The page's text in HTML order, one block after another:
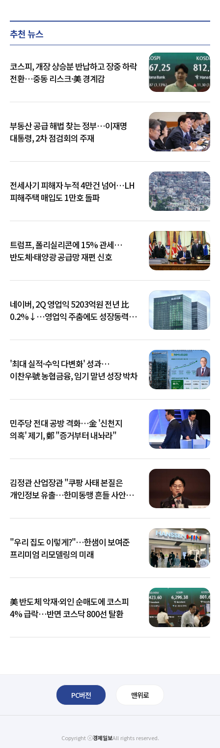
추천 뉴스
코스피, 개장 상승분 반납하고 장중 하락
전환…중동 리스크·美 경계감
부동산 공급 해법 찾는 정부…이재명
대통령, 2차 점검회의 주재
전세사기 피해자 누적 4만건 넘어…LH
피해주택 매입도 1만호 돌파
트럼프, 폴리실리콘에 15% 관세…
반도체·태양광 공급망 재편 신호
네이버, 2Q 영업익 5203억원 전년 比
0.2%↓…영업익 주춤에도 성장동력
'최대 실적·수익 다변화' 성과…
이찬우號 농협금융, 임기 말년 성장 박차
민주당 전대 공방 격화…金 '신천지
의혹' 제기, 鄭 "증거부터 내놔라"
김정관 산업장관 "쿠팡 사태 본질은
개인정보 유출…한미동맹 흔들 사안
"우리 집도 이렇게?"…한샘이 보여준
프리미엄 리모델링의 미래
美 반도체 악재·외인 순매도에 코스피
4% 급락…반면 코스닥 800선 탈환
PC버전 맨위로
Copyright ⓒ경제일보All rights reserved.